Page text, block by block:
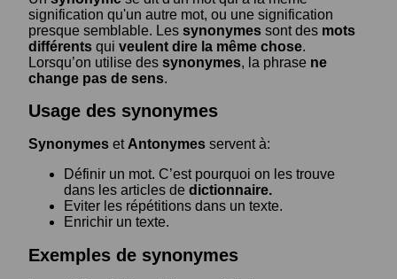
signification qu'un autre mot, ou une signification
presque semblable. Les synonymes sont des mots
différents qui veulent dire la même chose.
Lorsqu’on utilise des synonymes, la phrase ne
change pas de sens.
Usage des synonymes
Synonymes et Antonymes servent à:
Définir un mot. C’est pourquoi on les trouve
dans les articles de dictionnaire.
Eviter les répétitions dans un texte.
Enrichir un texte.
Exemples de synonymes